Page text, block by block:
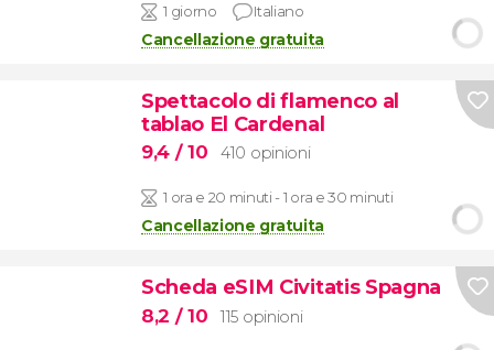
1 giorno Italiano
Cancellazione gratuita
Spettacolo di flamenco al
tablao El Cardenal
9,4 / 10 410 opinioni
1 ora e 20 minuti - 1 ora e 30 minuti
Cancellazione gratuita
Scheda eSIM Civitatis Spagna
8,2 / 10 115 opinioni